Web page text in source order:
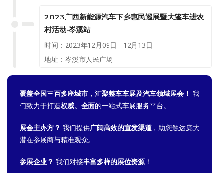
2023广西新能源汽车下乡惠民巡展暨大篷车进农
村活动·岑溪站
时间：2023年12月09日 - 12月13日
地址：岑溪市人民广场
覆盖全国三百多座城市，汇聚整车车展及汽车领域展会！ 我
们致力于打造权威、全面的一站式车展服务平台。
展会主办方？ 我们提供广阔高效的宣发渠道 ，助您触达庞大
潜在参展商与精准观众。
参展企业？ 我们对接丰富多样的展位资源！